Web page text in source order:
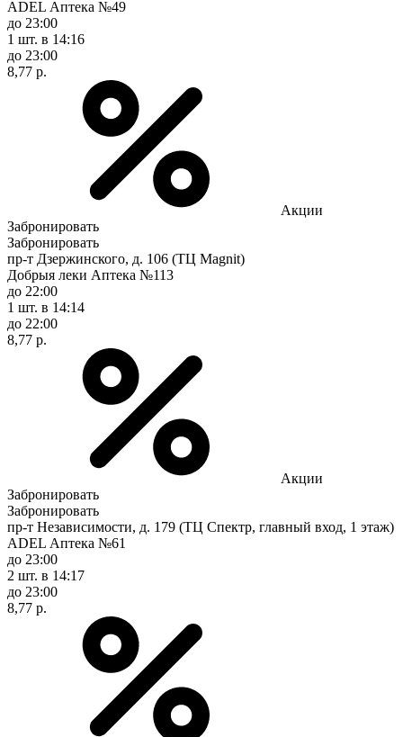
ADEL Аптека №49
до 23:00
1 шт. в 14:16
до 23:00
8,77 р.
Акции
Забронировать
Забронировать
пр-т Дзержинского, д. 106 (ТЦ Magnit)
Добрыя леки Аптека №113
до 22:00
1 шт. в 14:14
до 22:00
8,77 р.
Акции
Забронировать
Забронировать
пр-т Независимости, д. 179 (ТЦ Спектр, главный вход, 1 этаж)
ADEL Аптека №61
до 23:00
2 шт. в 14:17
до 23:00
8,77 р.